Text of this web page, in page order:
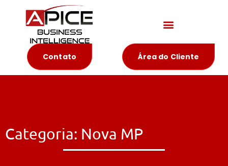
Contato Área do Cliente
Categoria: Nova MP